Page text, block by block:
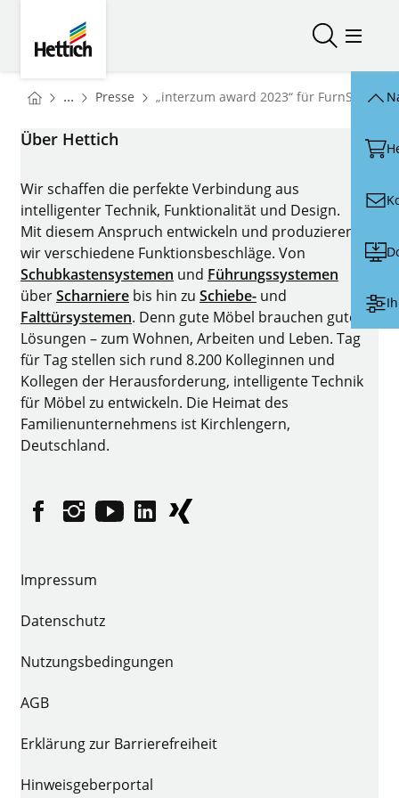
SucheMenü
You are here:
Startseite
... Presse Startseite
„interzum award 2023“ für FurnSpin
Über Hettich
Wir schaffen die perfekte Verbindung aus
intelligenter Technik, Funktionalität und Design.
Mit diesem Anspruch entwickeln und produzieren
wir verschiedene Funktionsbeschläge. Von
Schubkastensystemen und Führungssystemen
überScharniere bis hin zu Schiebe- und
Falttürsystemen. Denn gute Möbel brauchen gute
Lösungen – zum Wohnen, Arbeiten und Leben. Tag
für Tag stellen sich rund 8.200 Kolleginnen und
Kollegen der Herausforderung, intelligente Technik
für Möbel zu entwickeln. Die Heimat des
Familienunternehmens ist Kirchlengern,
Deutschland.
FacebookInstagram
YouTubelinkedinXING
Impressum
Datenschutz
Nutzungsbedingungen
AGB
Erklärung zur Barrierefreiheit
Hinweisgeberportal